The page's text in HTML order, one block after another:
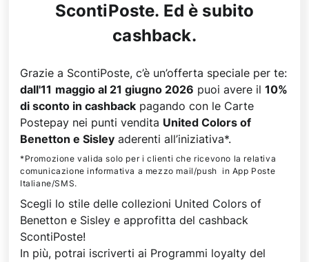
ScontiPoste. Ed è subito
cashback.
Grazie a ScontiPoste, c’è un’offerta speciale per te:
dall'11 maggio al 21 giugno 2026 puoi avere il 10%
di sconto in cashback pagando con le Carte
Postepay nei punti vendita United Colors of
Benetton e Sisley aderenti all’iniziativa*.
*Promozione valida solo per i clienti che ricevono la relativa
comunicazione informativa a mezzo mail/push in App Poste
Italiane/SMS.
Scegli lo stile delle collezioni United Colors of
Benetton e Sisley e approfitta del cashback
ScontiPoste!
In più, potrai iscriverti ai Programmi loyalty del